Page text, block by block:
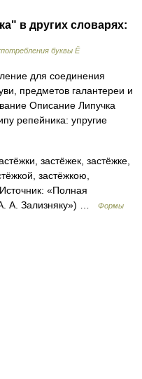
в других словарях:
буквы Ё
для соединения
предметов галантереи и
Описание Липучка
репейника: упругие
застёжек, застёжке,
застёжкою,
«Полная
А. Зализняку») …
Формы